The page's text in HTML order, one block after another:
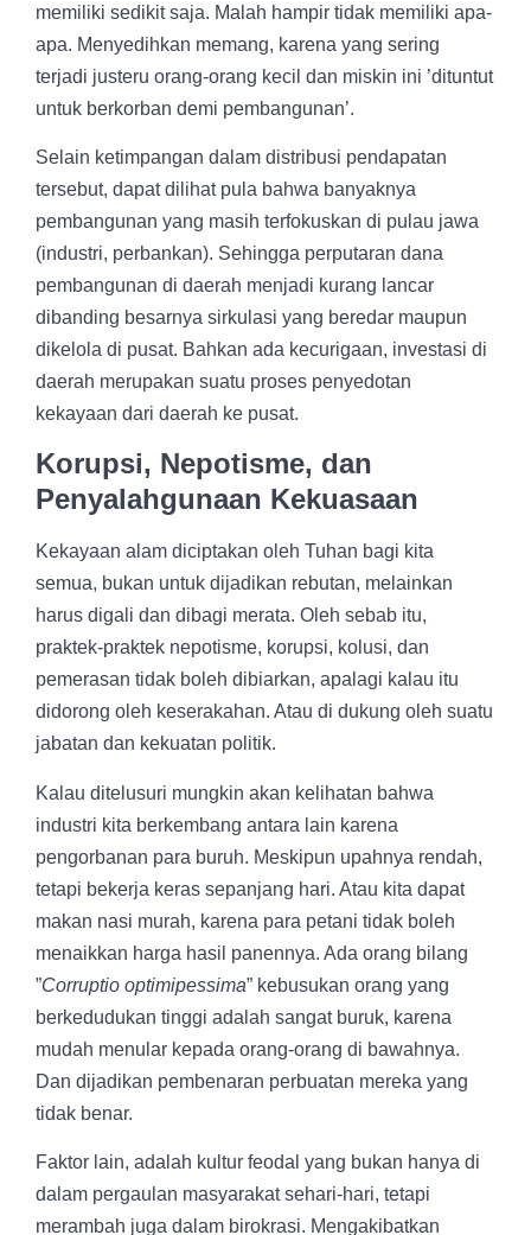
memiliki sedikit saja. Malah hampir tidak memiliki apa-
apa. Menyedihkan memang, karena yang sering
terjadi justeru orang-orang kecil dan miskin ini ’dituntut
untuk berkorban demi pembangunan’.
Selain ketimpangan dalam distribusi pendapatan
tersebut, dapat dilihat pula bahwa banyaknya
pembangunan yang masih terfokuskan di pulau jawa
(industri, perbankan). Sehingga perputaran dana
pembangunan di daerah menjadi kurang lancar
dibanding besarnya sirkulasi yang beredar maupun
dikelola di pusat. Bahkan ada kecurigaan, investasi di
daerah merupakan suatu proses penyedotan
kekayaan dari daerah ke pusat.
Korupsi, Nepotisme, dan
Penyalahgunaan Kekuasaan
Kekayaan alam diciptakan oleh Tuhan bagi kita
semua, bukan untuk dijadikan rebutan, melainkan
harus digali dan dibagi merata. Oleh sebab itu,
praktek-praktek nepotisme, korupsi, kolusi, dan
pemerasan tidak boleh dibiarkan, apalagi kalau itu
didorong oleh keserakahan. Atau di dukung oleh suatu
jabatan dan kekuatan politik.
Kalau ditelusuri mungkin akan kelihatan bahwa
industri kita berkembang antara lain karena
pengorbanan para buruh. Meskipun upahnya rendah,
tetapi bekerja keras sepanjang hari. Atau kita dapat
makan nasi murah, karena para petani tidak boleh
menaikkan harga hasil panennya. Ada orang bilang
”Corruptio optimipessima” kebusukan orang yang
berkedudukan tinggi adalah sangat buruk, karena
mudah menular kepada orang-orang di bawahnya.
Dan dijadikan pembenaran perbuatan mereka yang
tidak benar.
Faktor lain, adalah kultur feodal yang bukan hanya di
dalam pergaulan masyarakat sehari-hari, tetapi
merambah juga dalam birokrasi. Mengakibatkan